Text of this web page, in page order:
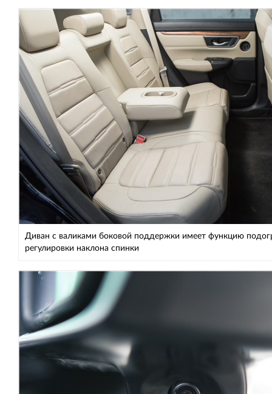
Диван с валиками боковой поддержки имеет функцию
регулировки наклона спинки